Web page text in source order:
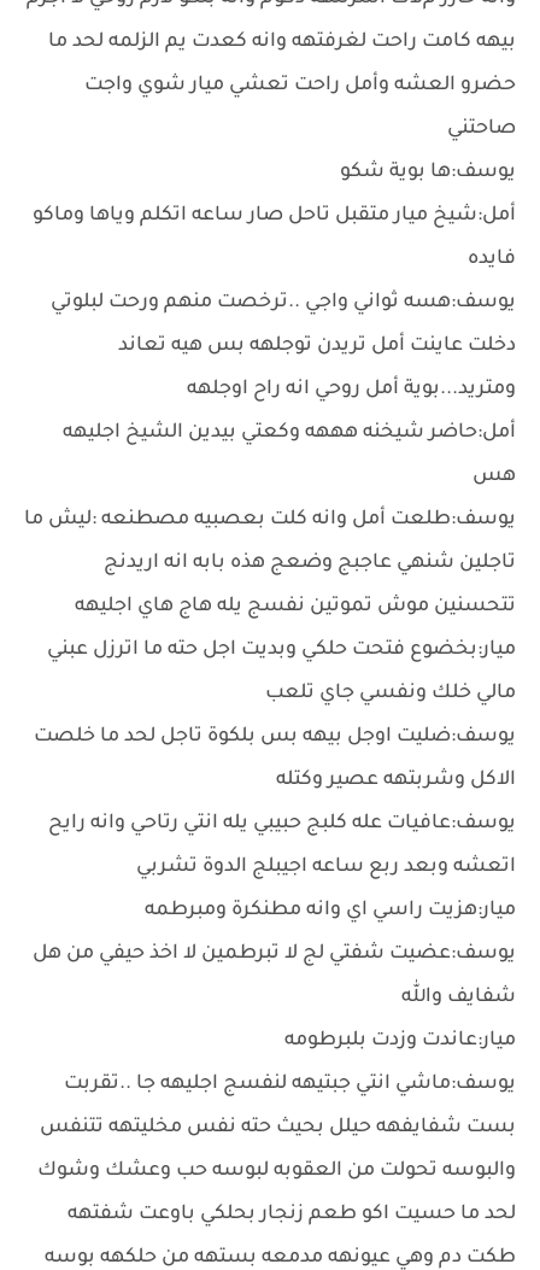
بيهه كامت راحت لغرفتهه وانه كعدت يم الزلمه لحد ما
حضرو العشه وأمل راحت تعشي ميار شوي واجت
صاحتني
يوسف:ها بوية شكو
أمل:شيخ ميار متقبل تاحل صار ساعه اتكلم وياها وماكو
فايده
يوسف:هسه ثواني واجي ..ترخصت منهم ورحت لبلوتي
دخلت عاينت أمل تريدن توجلهه بس هيه تعاند
ومتريد...بوية أمل روحي انه راح اوجلهه
أمل:حاضر شيخنه هههه وكعتي بيدين الشيخ اجليهه
هس
يوسف:طلعت أمل وانه كلت بعصبيه مصطنعه :ليش ما
تاجلين شنهي عاجبج وضعج هذه بابه انه اريدنج
تتحسنين موش تموتين نفسج يله هاج هاي اجليهه
ميار:بخضوع فتحت حلكي وبديت اجل حته ما اترزل عبني
مالي خلك ونفسي جاي تلعب
يوسف:ضليت اوجل بيهه بس بلكوة تاجل لحد ما خلصت
الاكل وشربتهه عصير وكتله
يوسف:عافيات عله كلبج حبيبي يله انتي رتاحي وانه رايح
اتعشه وبعد ربع ساعه اجيبلج الدوة تشربي
ميار:هزيت راسي اي وانه مطنكرة ومبرطمه
يوسف:عضيت شفتي لج لا تبرطمين ﻻ اخذ حيفي من هل
شفايف والله
ميار:عاندت وزدت بلبرطومه
يوسف:ماشي انتي جبتيهه لنفسج اجليهه جا ..تقربت
بست شفايفهه حيلل بحيث حته نفس مخليتهه تتنفس
والبوسه تحولت من العقوبه لبوسه حب وعشك وشوك
لحد ما حسيت اكو طعم زنجار بحلكي باوعت شفتهه
طكت دم وهي عيونهه مدمعه بستهه من حلكهه بوسه